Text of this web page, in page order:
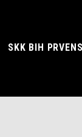
SKK BIH